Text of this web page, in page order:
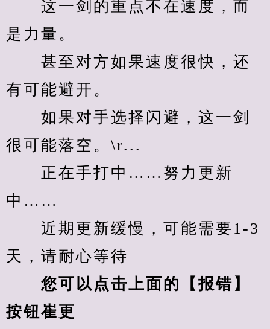
这一剑的重点不在速度，而
是力量。
甚至对方如果速度很快，还
有可能避开。
如果对手选择闪避，这一剑
很可能落空。\r...
正在手打中……努力更新
中……
近期更新缓慢，可能需要1-3
天，请耐心等待
您可以点击上面的【报错】
按钮崔更